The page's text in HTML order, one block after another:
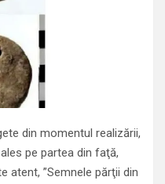
din momentul realizării,
pe partea din faţă,
atent, ”Semnele părţii din